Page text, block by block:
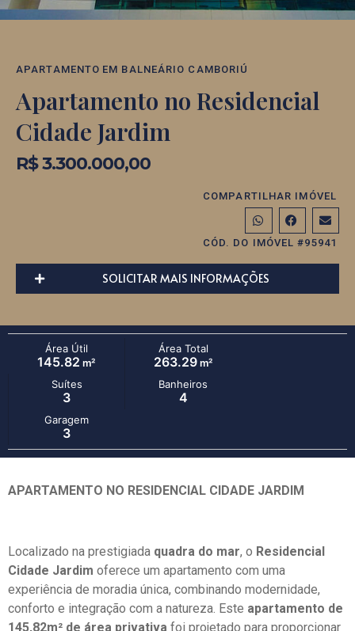
APARTAMENTO EM BALNEÁRIO CAMBORIÚ
Apartamento no Residencial
Cidade Jardim
R$ 3.300.000,00
COMPARTILHAR IMÓVEL
CÓD. DO IMÓVEL #95941
SOLICITAR MAIS INFORMAÇÕES
Área Útil
145.82 m²
Área Total
263.29 m²
Suítes
3
Banheiros
4
Garagem
3
APARTAMENTO NO RESIDENCIAL CIDADE JARDIM
Localizado na prestigiada quadra do mar, o Residencial
Cidade Jardim oferece um apartamento com uma
experiência de moradia única, combinando modernidade,
conforto e integração com a natureza. Este apartamento de
145,82m² de área privativa foi projetado para proporcionar